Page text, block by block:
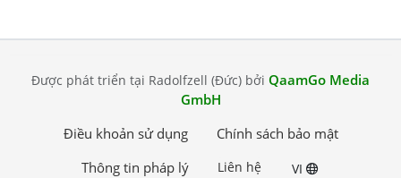
Được phát triển tại Radolfzell (Đức) bởi QaamGo Media
GmbH
Điều khoản sử dụng
Chính sách bảo mật
Thông tin pháp lý
Liên hệ VI